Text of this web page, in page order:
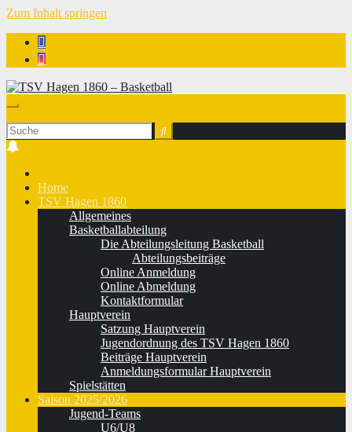
Zum Inhalt springen
Home
TSV Hagen 1860
Allgemeines
Basketballabteilung
Die Abteilungsleitung Basketball
Abteilungsbeiträge
Online Anmeldung
Online Abmeldung
Kontaktformular
Hauptverein
Satzung Hauptverein
Jugendordnung des TSV Hagen 1860
Beiträge Hauptverein
Anmeldungsformular Hauptverein
Spielstätten
Saison 2025/2026
Jugend-Teams
U6/U8